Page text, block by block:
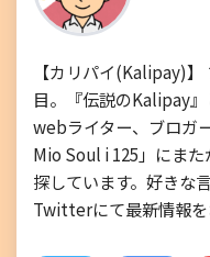
【カリパイ(Kalipay)
目。『伝説のKalipay
webライター、ブロガ
Mio Soul i 125」にま
探しています。好きな
Twitterにて最新情報を